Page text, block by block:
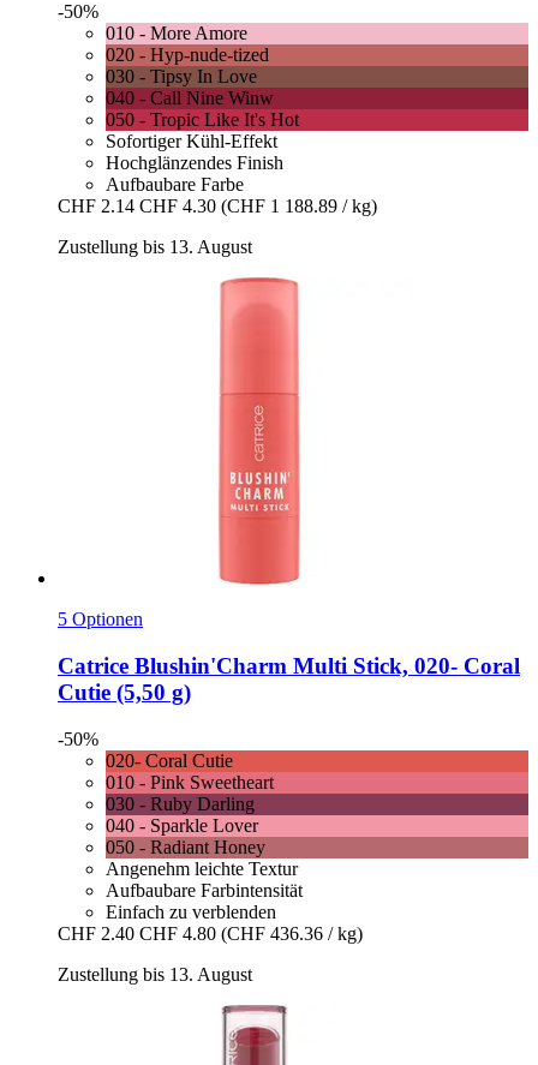
-50%
010 - More Amore
020 - Hyp-nude-tized
030 - Tipsy In Love
040 - Call Nine Winw
050 - Tropic Like It's Hot
Sofortiger Kühl-Effekt
Hochglänzendes Finish
Aufbaubare Farbe
CHF 2.14 CHF 4.30 (CHF 1 188.89 / kg)
Zustellung bis 13. August
5 Optionen
Catrice Blushin'Charm Multi Stick, 020-​ Coral
Cutie (5,50 g)
-50%
020- Coral Cutie
010 - Pink Sweetheart
030 - Ruby Darling
040 - Sparkle Lover
050 - Radiant Honey
Angenehm leichte Textur
Aufbaubare Farbintensität
Einfach zu verblenden
CHF 2.40 CHF 4.80 (CHF 436.36 / kg)
Zustellung bis 13. August